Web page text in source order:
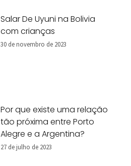
Salar De Uyuni na Bolivia
com crianças
30 de novembro de 2023
Por que existe uma relação
tão próxima entre Porto
Alegre e a Argentina?
27 de julho de 2023